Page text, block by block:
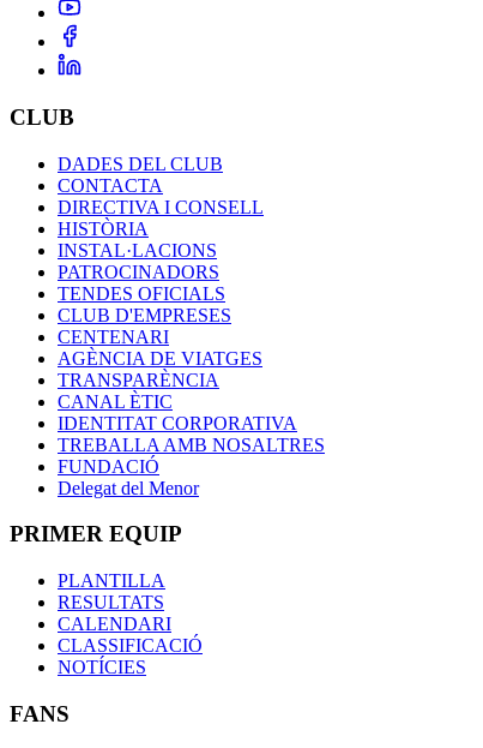
CLUB
DADES DEL CLUB
CONTACTA
DIRECTIVA I CONSELL
HISTÒRIA
INSTAL·LACIONS
PATROCINADORS
TENDES OFICIALS
CLUB D'EMPRESES
CENTENARI
AGÈNCIA DE VIATGES
TRANSPARÈNCIA
CANAL ÈTIC
IDENTITAT CORPORATIVA
TREBALLA AMB NOSALTRES
FUNDACIÓ
Delegat del Menor
PRIMER EQUIP
PLANTILLA
RESULTATS
CALENDARI
CLASSIFICACIÓ
NOTÍCIES
FANS